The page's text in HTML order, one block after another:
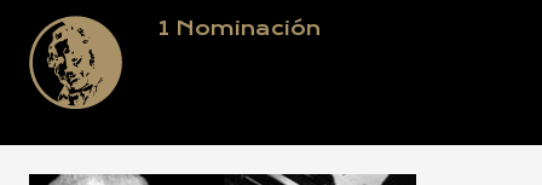
1 Nominación